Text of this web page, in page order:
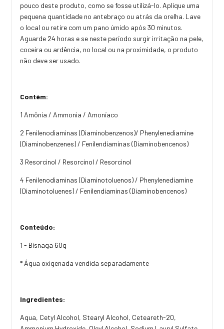
pouco deste produto, como se fosse utilizá-lo. Aplique uma
pequena quantidade no antebraço ou atrás da orelha. Lave
o local ou retire com um pano úmido após 30 minutos.
Aguarde 24 horas e se neste período surgir irritação na pele,
coceira ou ardência, no local ou na proximidade, o produto
não deve ser usado.
Contém:
1 Amônia / Ammonia / Amoníaco
2 Fenilenodiaminas (Diaminobenzenos)/ Phenylenediamine
(Diaminobenzenes) / Fenilendiaminas (Diaminobencenos)
3 Resorcinol / Resorcinol / Resorcinol
4 Fenilenodiaminas (Diaminotoluenos) / Phenylenediamine
(Diaminotoluenes) / Fenilendiaminas (Diaminobencenos)
Conteúdo:
1 - Bisnaga 60g
* Água oxigenada vendida separadamente
Ingredientes:
Aqua, Cetyl Alcohol, Stearyl Alcohol, Ceteareth-20,